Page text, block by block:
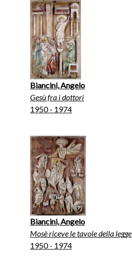
Biancini, Angelo
Gesù fra i dottori
1950 - 1974
Biancini, Angelo
Mosè riceve le tavole della legge
1950 - 1974